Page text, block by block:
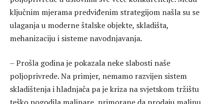
ključnim mjerama predviđenim strategijom našla su se
ulaganja u moderne štalske objekte, skladišta,
mehanizaciju i sisteme navodnjavanja.
– Prošla godina je pokazala neke slabosti naše
poljoprivrede. Na primjer, nemamo razvijen sistem
skladištenja i hladnjača pa je kriza na svjetskom tržištu